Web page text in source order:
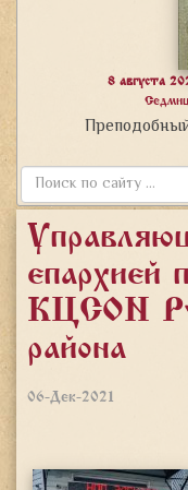
8 августа
епархией
«КЦСОН
района»
06-Дек-2021